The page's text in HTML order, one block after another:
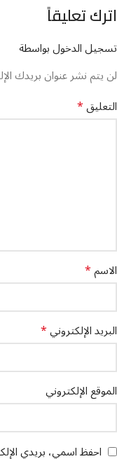
اترك تعليقاً
تسجيل الدخول بواسطة
لن يتم نشر عنوان بريدك
التعليق*
الاسم*
البريد الإلكتروني*
الموقع الإلكتروني
احفظ اسمي، بريدي